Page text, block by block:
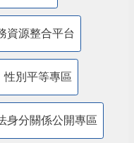
資源整合平台
性別平等專區
身分關係公開專區